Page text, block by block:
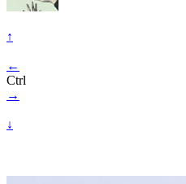
↑
←
Ctrl
→
↓